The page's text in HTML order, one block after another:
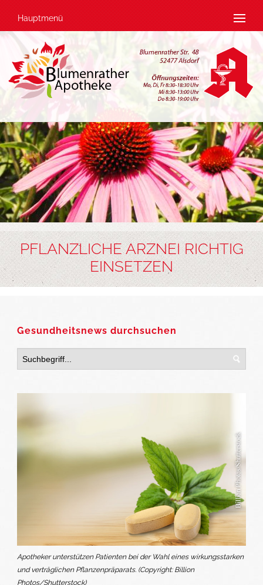
Hauptmenü
PFLANZLICHE ARZNEI RICHTIG
EINSETZEN
Gesundheitsnews durchsuchen
Apotheker unterstützen Patienten bei der Wahl eines wirkungsstarken
und verträglichen Pflanzenpräparats. (Copyright: Billion
Photos/Shutterstock)